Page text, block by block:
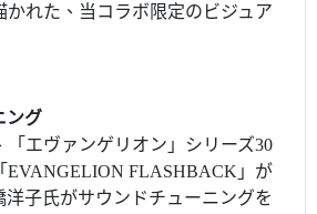
かれた、当コラボ限定のビジュア
ング
「エヴァンゲリオン」シリーズ30
EVANGELION FLASHBACK」が
洋子氏がサウンドチューニングを